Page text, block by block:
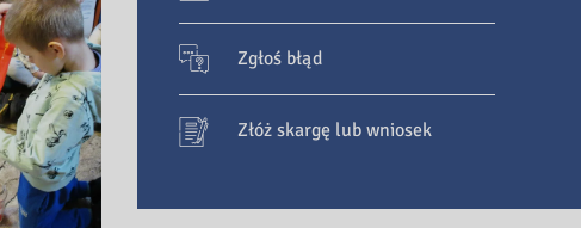
Zgłoś błąd
Złóż skargę lub wniosek